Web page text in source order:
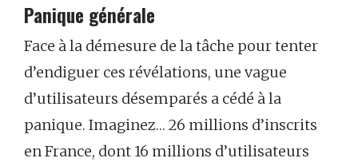
Panique générale
Face à la démesure de la tâche pour tenter
d’endiguer ces révélations, une vague
d’utilisateurs désemparés a cédé à la
panique. Imaginez… 26 millions d’inscrits
en France, dont 16 millions d’utilisateurs